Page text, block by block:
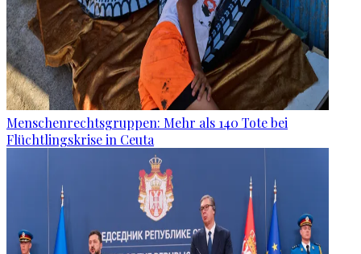
Menschenrechtsgruppen: Mehr als 140 Tote bei
Flüchtlingskrise in Ceuta